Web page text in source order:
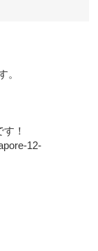
。
！
12-